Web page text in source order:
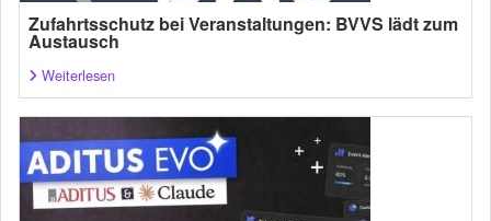
Zufahrtsschutz bei Veranstaltungen: BVVS lädt zum
Austausch
Weiterlesen